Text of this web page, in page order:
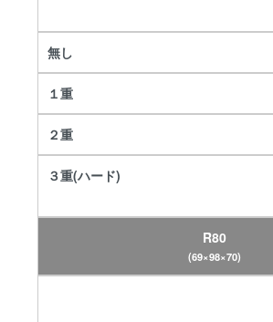
R80
(69×98×70)